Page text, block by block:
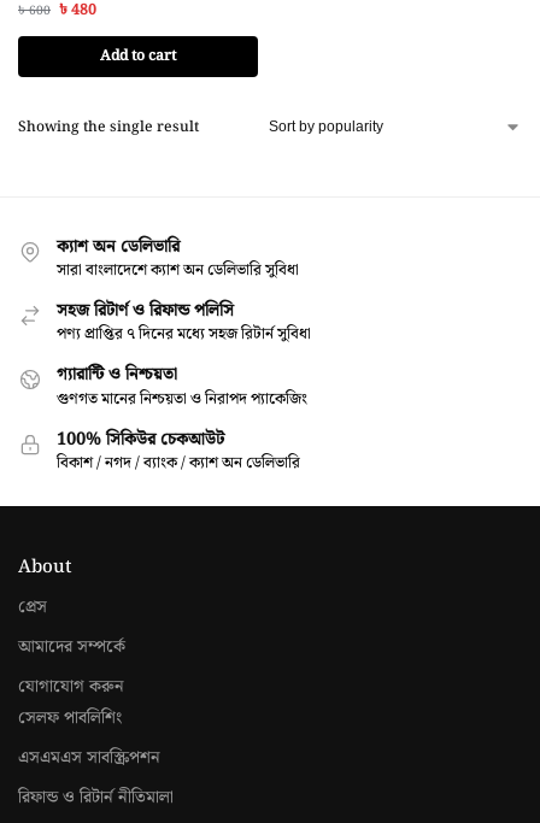
৳600 ৳480
Add to cart
Showing the single result
ক্যাশ অন ডেলিভারি
সারা বাংলাদেশে ক্যাশ অন ডেলিভারি সুবিধা
সহজ রিটার্ণ ও রিফান্ড পলিসি
পণ্য প্রাপ্তির ৭ দিনের মধ্যে সহজ রিটার্ন সুবিধা
গ্যারান্টি ও নিশ্চয়তা
গুণগত মানের নিশ্চয়তা ও নিরাপদ প্যাকেজিং
100% সিকিউর চেকআউট
বিকাশ / নগদ / ব্যাংক / ক্যাশ অন ডেলিভারি
About
প্রেস
আমাদের সম্পর্কে
যোগাযোগ করুন
সেলফ পাবলিশিং
এসএমএস সাবস্ক্রিপশন
রিফান্ড ও রিটার্ন নীতিমালা